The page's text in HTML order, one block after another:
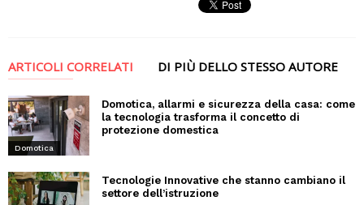
ARTICOLI CORRELATI DI PIÙ DELLO STESSO AUTORE
Domotica
Domotica, allarmi e sicurezza della casa: come
la tecnologia trasforma il concetto di
protezione domestica
Tecnologie Innovative che stanno cambiano il
settore dell’istruzione